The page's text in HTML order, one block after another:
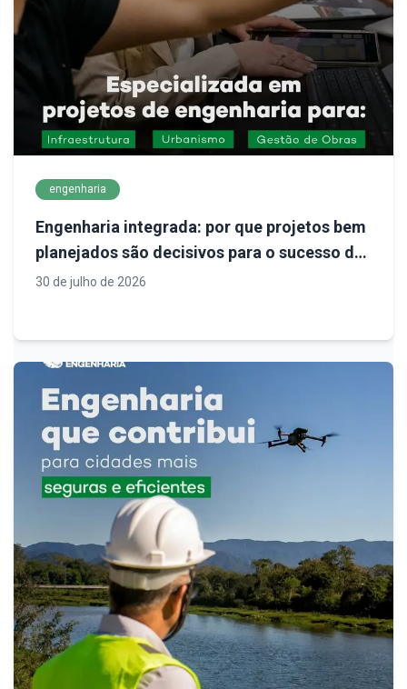
engenharia
Engenharia integrada: por que projetos bem
planejados são decisivos para o sucesso de
empreendimentos
30 de julho de 2026